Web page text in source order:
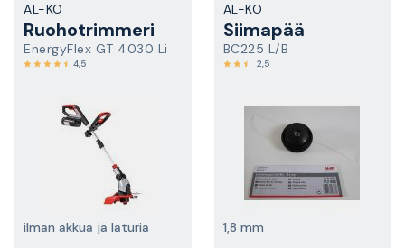
AL-KO
Ruohotrimmeri
EnergyFlex GT 4030 Li
4,5
ilman akkua ja laturia
AL-KO
Siimapää
BC225 L/B
2,5
1,8 mm